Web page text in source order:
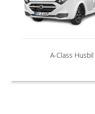
A-Class Husbil